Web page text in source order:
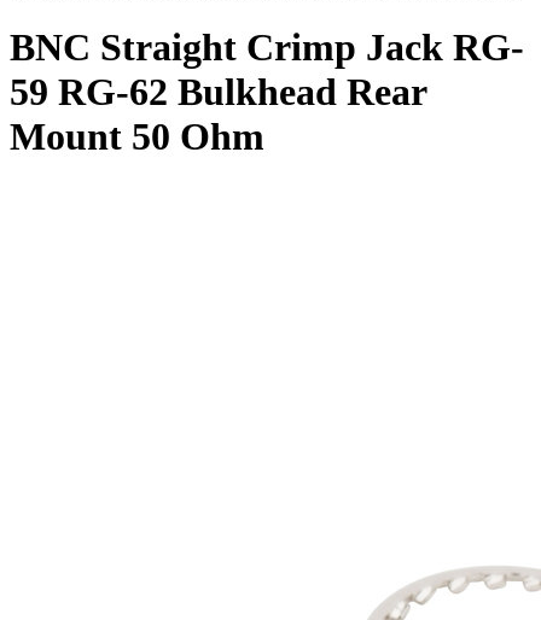
BNC Straight Crimp Jack RG-
59 RG-62 Bulkhead Rear
Mount 50 Ohm